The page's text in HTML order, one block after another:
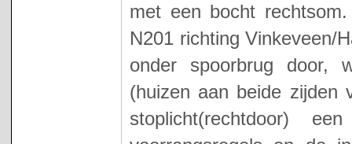
met een bocht
N201 richting Vinkeveen/
onder spoorbrug door,
(huizen aan beide zijden
stoplicht(rechtdoor)